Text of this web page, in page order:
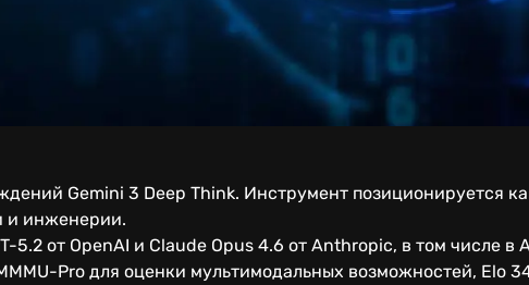
Gemini 3 Deep Think. Инструмент позиционируется
и инженерии.
5.2 от OpenAI и Claude Opus 4.6 от Anthropic, в том числе в
Pro для оценки мультимодальных возможностей, Elo